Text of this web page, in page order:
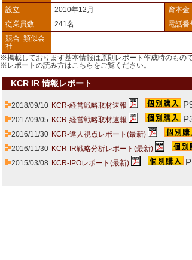
設立
2010年12月 資本金
従業員数
241名 電話番
競合･類似会
社
※掲載しております基本情報は原則レポート作成時のもので
※レポートの読み方はこちら をご覧ください。
KCR IR 情報レポート
2018/09/10 KCR-経営戦略取材速報
2017/09/05 KCR-経営戦略取材速報
2016/11/30 KCR-達人視点レポート(最新)
2016/11/30 KCR-IR戦略分析レポート(最新)
2015/03/08 KCR-IPOレポート(最新)